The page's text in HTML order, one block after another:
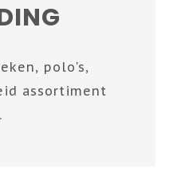
polo's,
assortiment